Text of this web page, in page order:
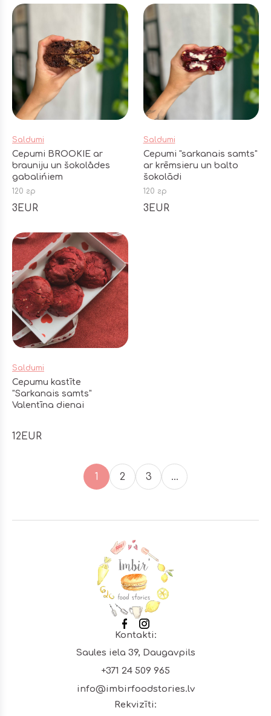
Saldumi
Cepumi BROOKIE ar
brauniju un šokolådes
gabalińiem
120 гр
3EUR
Saldumi
Cepumi "sarkanais samts"
ar krēmsieru un balto
šokolādi
120 гр
3EUR
Saldumi
Cepumu kastīte
"Sarkanais samts"
Valentīna dienai
12EUR
1 2 3 …
Footer
Kontakti:
Saules iela 39, Daugavpils
+371 24 509 965
info@imbirfoodstories.lv
Rekvizīti: